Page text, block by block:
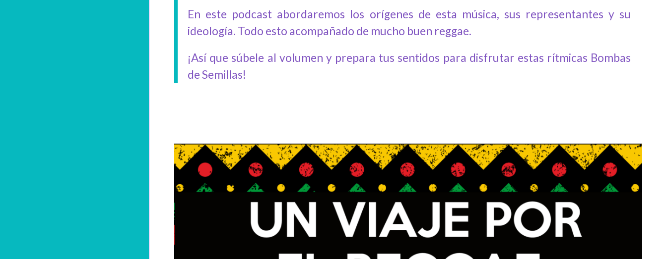
En este podcast abordaremos los orígenes de esta música, sus representantes y su
ideología. Todo esto acompañado de mucho buen reggae.
¡Así que súbele al volumen y prepara tus sentidos para disfrutar estas rítmicas Bombas
de Semillas!